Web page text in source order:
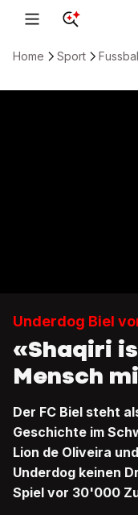
Home Sport
Underdog Biel
«Shaqiri
Mensch
Der FC Biel steht
Geschichte im
Lion de Oliveira
Underdog keinen
Spiel vor 30'000